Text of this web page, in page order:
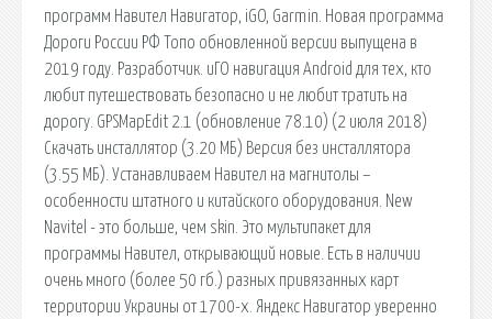
программ Навител Навигатор, iGO, Garmin. Новая программа
Дороги России РФ Топо обновленной версии выпущена в
2019 году. Разработчик. иГО навигация Android для тех, кто
любит путешествовать безопасно и не любит тратить на
дорогу. GPSMapEdit 2.1 (обновление 78.10) (2 июля 2018)
Скачать инсталлятор (3.20 МБ) Версия без инсталлятора
(3.55 МБ). Устанавливаем Навител на магнитолы –
особенности штатного и китайского оборудования. New
Navitel - это больше, чем skin. Это мультипакет для
программы Навител, открывающий новые. Есть в наличии
очень много (более 50 гб.) разных привязанных карт
территории Украины от 1700-х. Яндекс Навигатор уверенно